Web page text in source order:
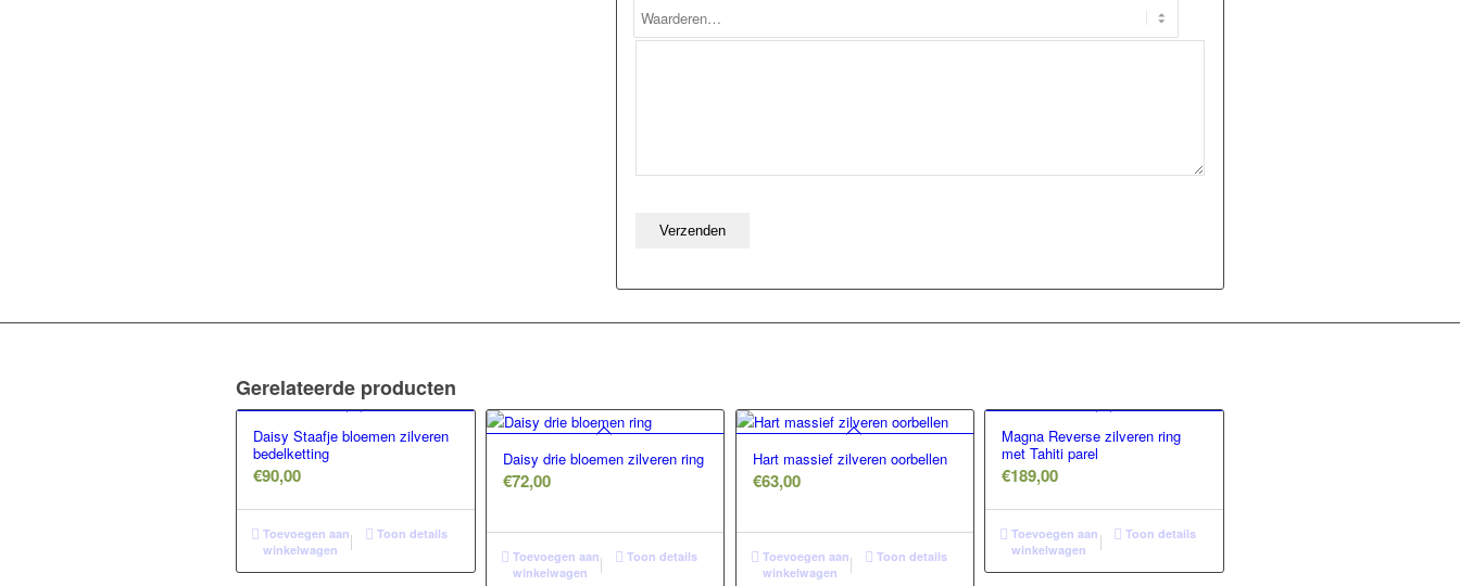
Gerelateerde producten
Daisy Staafje bloemen zilveren
bedelketting
€90,00
Toevoegen aan
winkelwagen
Toon details
Daisy drie bloemen zilveren ring
€72,00
Toevoegen aan
winkelwagen
Toon details
Hart massief zilveren oorbellen
€63,00
Toevoegen aan
winkelwagen
Toon details
Magna Reverse zilveren ring
met Tahiti parel
€189,00
Toevoegen aan
winkelwagen
Toon details